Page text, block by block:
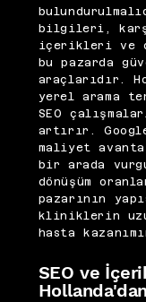
bilgileri,
içerikleri ve
bu pazarda
araçlarıdır.
yerel arama
SEO
artırır.
maliyet
bir arada
dönüşüm
pazarının
kliniklerin
hasta
SEO ve